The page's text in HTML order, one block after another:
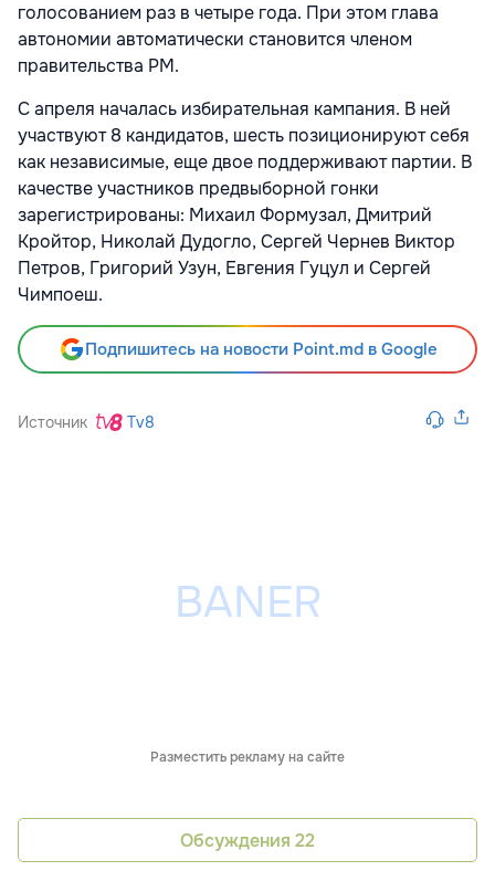
голосованием раз в четыре года. При этом глава
автономии автоматически становится членом
правительства РМ.
С апреля началась избирательная кампания. В ней
участвуют 8 кандидатов, шесть позиционируют себя
как независимые, еще двое поддерживают партии. В
качестве участников предвыборной гонки
зарегистрированы: Михаил Формузал, Дмитрий
Кройтор, Николай Дудогло, Сергей Чернев Виктор
Петров, Григорий Узун, Евгения Гуцул и Сергей
Чимпоеш.
Подпишитесь на новости Point.md в Google
Источник Tv8
Разместить рекламу на сайте
Обсуждения 22